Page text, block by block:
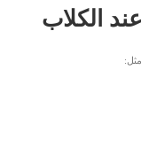
الكلاب